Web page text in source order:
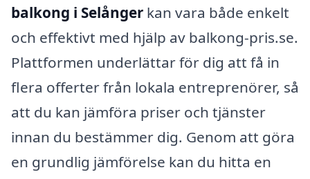
balkong i Selånger kan vara både enkelt
och effektivt med hjälp av balkong-pris.se.
Plattformen underlättar för dig att få in
flera offerter från lokala entreprenörer, så
att du kan jämföra priser och tjänster
innan du bestämmer dig. Genom att göra
en grundlig jämförelse kan du hitta en